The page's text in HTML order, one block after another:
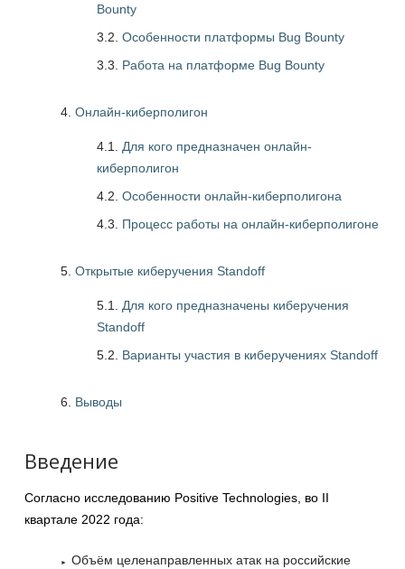
Bounty
3.2. Особенности платформы Bug Bounty
3.3. Работа на платформе Bug Bounty
Онлайн-киберполигон
4.1. Для кого предназначен онлайн-
киберполигон
4.2. Особенности онлайн-киберполигона
4.3. Процесс работы на онлайн-киберполигоне
Открытые киберучения Standoff
5.1. Для кого предназначены киберучения
Standoff
5.2. Варианты участия в киберучениях Standoff
Выводы
Введение
Согласно исследованию Positive Technologies, во II
квартале 2022 года:
Объём целенаправленных атак на российские